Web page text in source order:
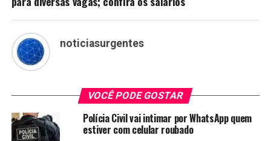
noticiasurgentes
VOCÊ PODE GOSTAR
Polícia Civil vai intimar por WhatsApp quem
estiver com celular roubado